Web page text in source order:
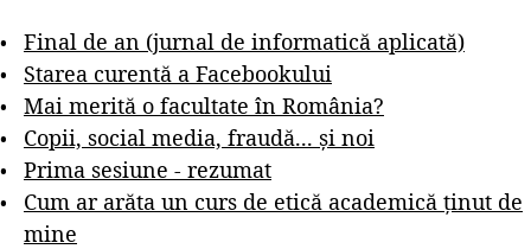
Final de an (jurnal de informatică aplicată)
Starea curentă a Facebookului
Mai merită o facultate în România?
Copii, social media, fraudă... și noi
Prima sesiune - rezumat
Cum ar arăta un curs de etică academică ținut de
mine